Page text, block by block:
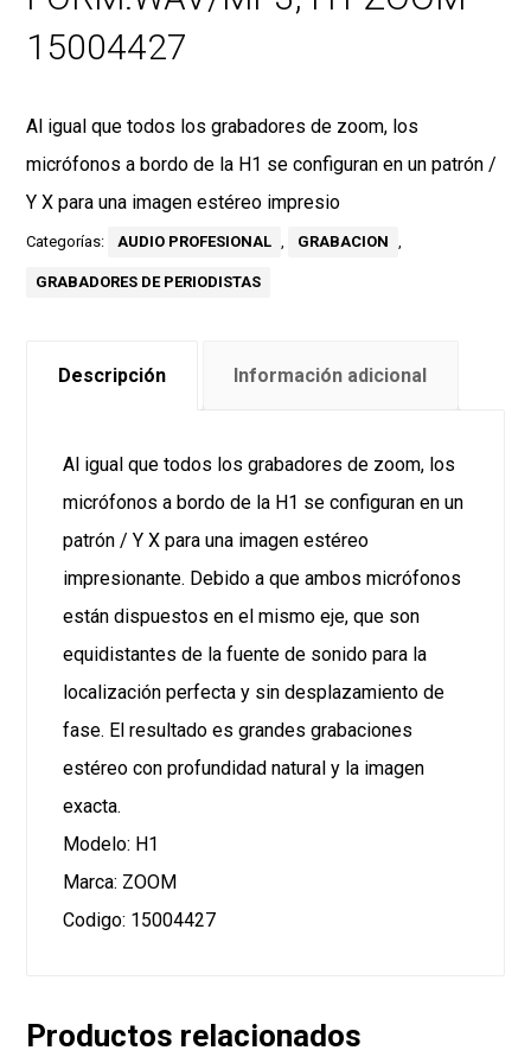
15004427
Al igual que todos los grabadores de zoom, los
micrófonos a bordo de la H1 se configuran en un patrón /
Y X para una imagen estéreo impresio
Categorías: AUDIO PROFESIONAL , GRABACION ,
GRABADORES DE PERIODISTAS
Descripción Información adicional
Al igual que todos los grabadores de zoom, los
micrófonos a bordo de la H1 se configuran en un
patrón / Y X para una imagen estéreo
impresionante. Debido a que ambos micrófonos
están dispuestos en el mismo eje, que son
equidistantes de la fuente de sonido para la
localización perfecta y sin desplazamiento de
fase. El resultado es grandes grabaciones
estéreo con profundidad natural y la imagen
exacta.
Modelo: H1
Marca: ZOOM
Codigo: 15004427
Productos relacionados